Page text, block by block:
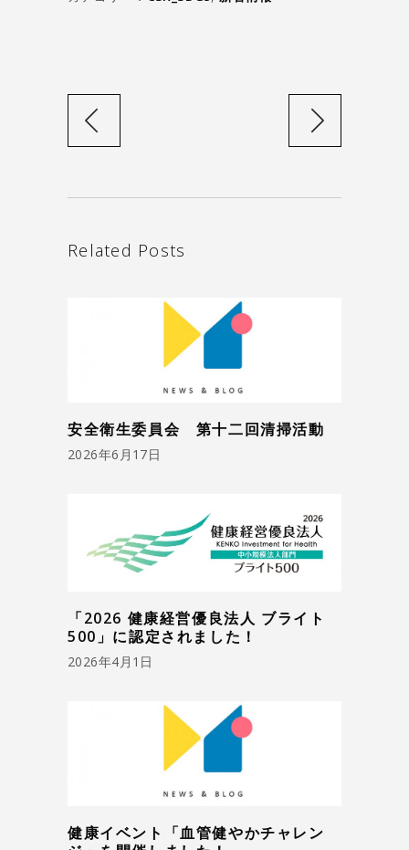
Related Posts
安全衛生委員会 第十二回清掃活動
2026年6月17日
「2026 健康経営優良法人 ブライト
500」に認定されました！
2026年4月1日
健康イベント「血管健やかチャレン